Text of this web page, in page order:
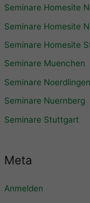
Seminare Homesite
Seminare Homesite
Seminare Homesite
Seminare Muenchen
Seminare Noerdlingen
Seminare Nuernberg
Seminare Stuttgart
Meta
Anmelden